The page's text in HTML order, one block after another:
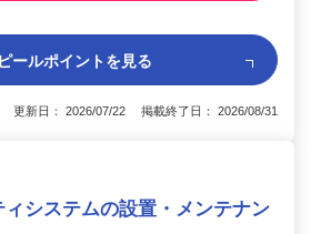
ールポイントを見る
更新日： 2026/07/22 掲載終了日： 2026/08/31
システムの設置・メンテナン